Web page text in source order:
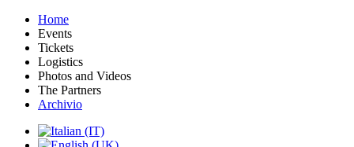
Home
Events
Tickets
Logistics
Photos and Videos
The Partners
Archivio